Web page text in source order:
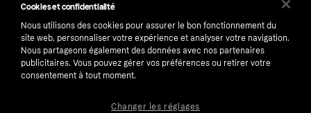
Cookies et confidentialité
Nous utilisons des cookies pour assurer le bon fonctionnement du
site web, personnaliser votre expérience et analyser votre navigation.
Nous partageons également des données avec nos partenaires
publicitaires. Vous pouvez gérer vos préférences ou retirer votre
consentement à tout moment.
Changer les réglages